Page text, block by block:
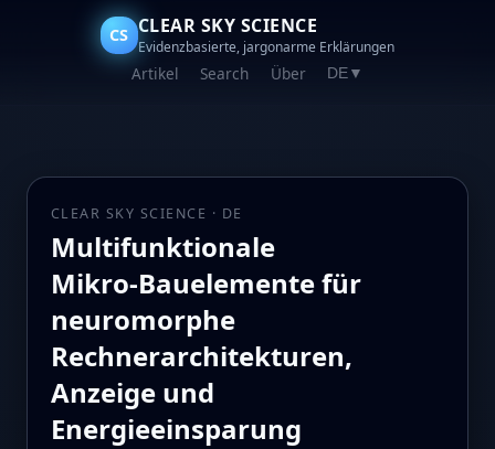
CS CLEAR SKY SCIENCE
Evidenzbasierte, jargonarme Erklärungen
Artikel Search Über DE▼
CLEAR SKY SCIENCE · DE
Multifunktionale
Mikro‑Bauelemente für
neuromorphe
Rechnerarchitekturen,
Anzeige und
Energieeinsparung